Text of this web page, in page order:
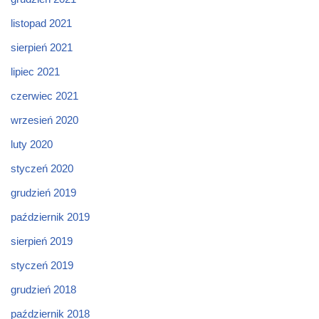
listopad 2021
sierpień 2021
lipiec 2021
czerwiec 2021
wrzesień 2020
luty 2020
styczeń 2020
grudzień 2019
październik 2019
sierpień 2019
styczeń 2019
grudzień 2018
październik 2018